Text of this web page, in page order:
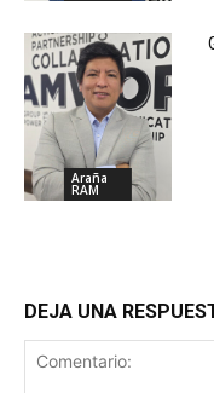
Araña
RAM
DEJA UNA